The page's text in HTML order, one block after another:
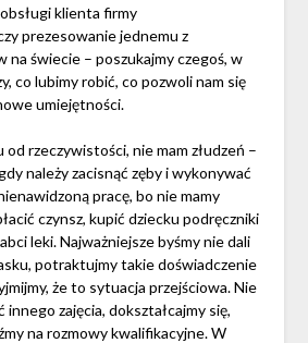
klienta firmy
prezesowanie jednemu z
na świecie – poszukajmy czegoś, w
co lubimy robić, co pozwoli nam się
umiejętności.
rzeczywistości, nie mam złudzeń –
należy zacisnąć zęby i wykonywać
pracę, bo nie mamy
czynsz, kupić dziecku podręczniki
leki. Najważniejsze byśmy nie dali
potraktujmy takie doświadczenie
że to sytuacja przejściowa. Nie
zajęcia, dokształcajmy się,
na rozmowy kwalifikacyjne. W